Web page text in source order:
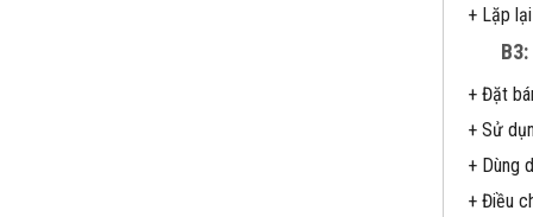
+ Lặp
B3:
+ Đặt
+ Sử
+ Dùng
+ Điều